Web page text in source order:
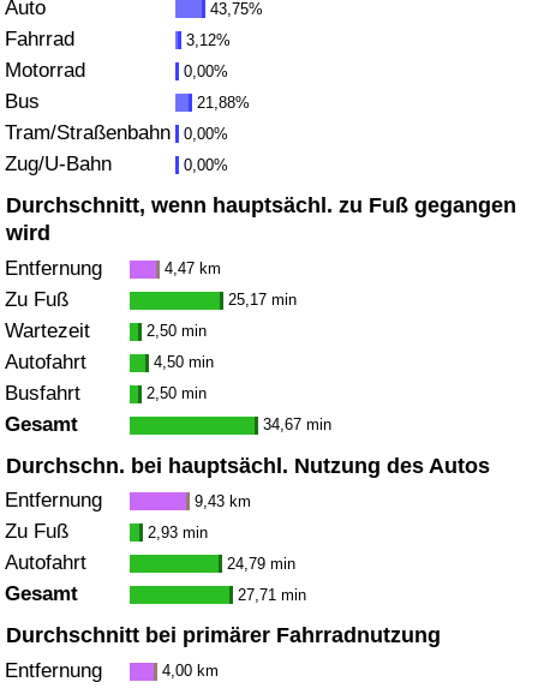
Auto 43,75%
Fahrrad 3,12%
Motorrad 0,00%
Bus 21,88%
Tram/Straßenbahn 0,00%
Zug/U-Bahn 0,00%
Durchschnitt, wenn hauptsächl. zu Fuß gegangen
wird
Entfernung 4,47 km
Zu Fuß 25,17 min
Wartezeit 2,50 min
Autofahrt 4,50 min
Busfahrt 2,50 min
Gesamt 34,67 min
Durchschn. bei hauptsächl. Nutzung des Autos
Entfernung 9,43 km
Zu Fuß 2,93 min
Autofahrt 24,79 min
Gesamt 27,71 min
Durchschnitt bei primärer Fahrradnutzung
Entfernung 4,00 km
Umweltverschmutzungs-Index nach Land
Verkehr
Verkehrs-Index
Verkehrs-Index (aktuell)
Verkehrs-Index nach Land